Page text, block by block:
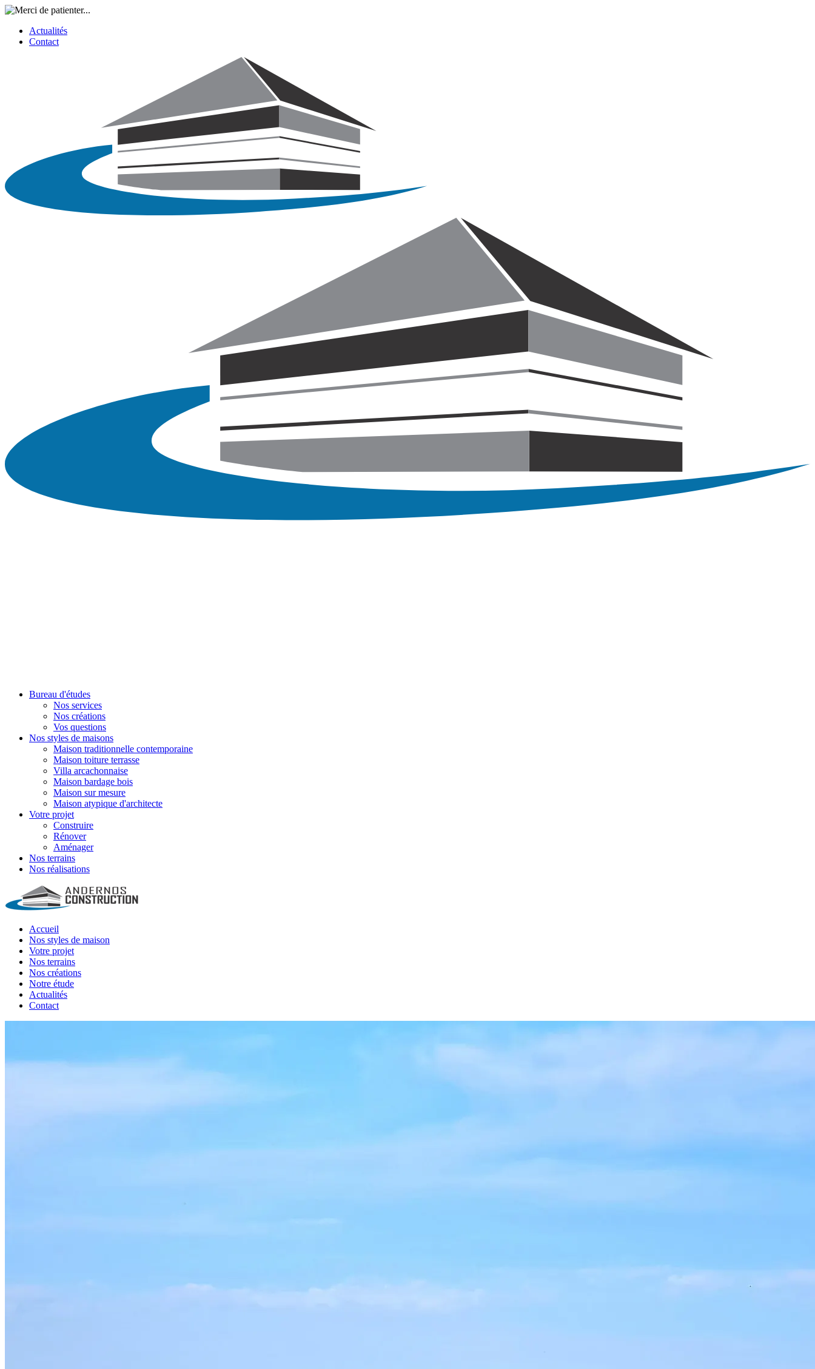
Actualités
Contact
Bureau d'études
Nos services
Nos créations
Vos questions
Nos styles de maisons
Maison traditionnelle contemporaine
Maison toiture terrasse
Villa arcachonnaise
Maison bardage bois
Maison sur mesure
Maison atypique d'architecte
Votre projet
Construire
Rénover
Aménager
Nos terrains
Nos réalisations
Accueil
Nos styles de maison
Votre projet
Nos terrains
Nos créations
Notre étude
Actualités
Contact